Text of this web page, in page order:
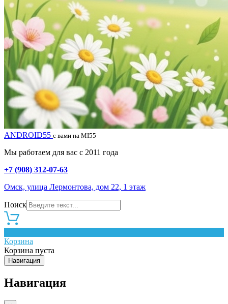
ANDROID55 с вами на MI55
Мы работаем для вас с 2011 года
+7 (908) 312-07-63
Омск, улица Лермонтова, дом 22, 1 этаж
Поиск
Корзина
Корзина пуста
Навигация
Навигация